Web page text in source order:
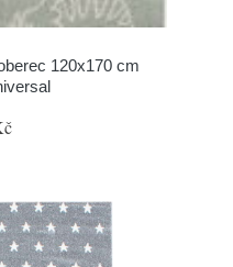
120x170 cm